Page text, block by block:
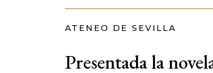
ATENEO DE SEVILLA
Presentada la